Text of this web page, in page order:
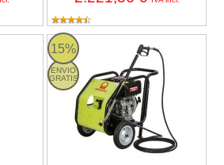
Garland15%
ENVIO
GRATIS
Pramac PW3000 -